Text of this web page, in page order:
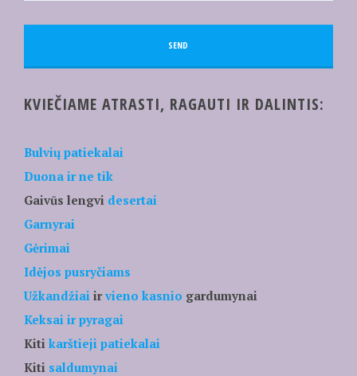
KVIEČIAME ATRASTI, RAGAUTI IR DALINTIS:
Bulvių patiekalai
Duona ir ne tik
Gaivūs lengvi desertai
Garnyrai
Gėrimai
Idėjos pusryčiams
Užkandžiai irvieno kasnio gardumynai
Keksai ir pyragai
Kiti karštieji patiekalai
Kiti saldumynai